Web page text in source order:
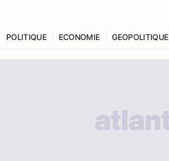
POLITIQUE ECONOMIE GEOPOLITIQUE